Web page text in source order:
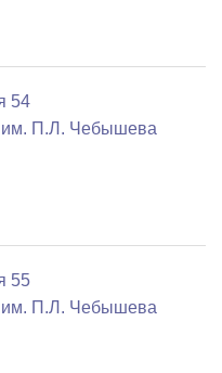
54
им. П.Л. Чебышева
55
им. П.Л. Чебышева